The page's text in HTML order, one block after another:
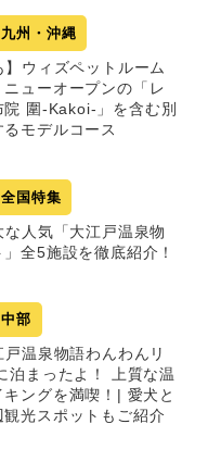
九州・沖縄
】ウィズペットルーム
ューオープンの「レ
圍-Kakoi-」を含む別
モデルコース
全国特集
人気「大江戸温泉物
全5施設を徹底紹介！
中部
戸温泉物語わんわんリ
泊まったよ！ 上質な温
ングを満喫！| 愛犬と
光スポットもご紹介